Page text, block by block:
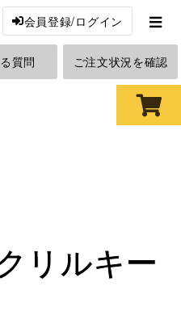
会員登録/ログイン
質問 ご注文状況を確認
リルキー